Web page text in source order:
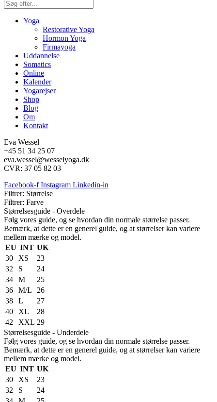
Yoga
Restorative Yoga
Hormon Yoga
Firmayoga
Uddannelse
Somatics
Online
Kalender
Yogarejser
Shop
Blog
Om
Kontakt
Eva Wessel
+45 51 34 25 07
eva.wessel@wesselyoga.dk
CVR: 37 05 82 03
Facebook-f Instagram Linkedin-in
Filtrer: Størrelse
Filtrer: Farve
Størrelsesguide - Overdele
Følg vores guide, og se hvordan din normale størrelse passer.
Bemærk, at dette er en generel guide, og at størrelser kan variere
mellem mærke og model.
EU INT UK
30
XS
23
32
S
24
34
M
25
36
M/L
26
38
L
27
40
XL
28
42
XXL 29
Størrelsesguide - Underdele
Følg vores guide, og se hvordan din normale størrelse passer.
Bemærk, at dette er en generel guide, og at størrelser kan variere
mellem mærke og model.
EU INT UK
30
XS
23
32
S
24